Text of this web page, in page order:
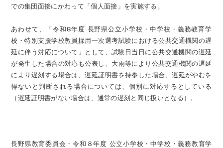
での集団面接にかわって「個人面接」を実施する。
あわせて、「令和8年度 長野県公立小学校・中学校・義務教育学
校・特別支援学校教員採用一次選考試験における公共交通機関の遅
延に伴う対応について」として、試験日当日に公共交通機関の遅延
が発生した場合の対応も公表し、大雨等により公共交通機関の遅延
により遅刻する場合は、遅延証明書を持参した場合、遅延がやむを
得ないと判断される場合については、個別に対応するとしている
（遅延証明書がない場合は、通常の遅刻と同じ扱いとなる）。
長野県教育委員会・令和８年度 公立小学校・中学校・義務教育学